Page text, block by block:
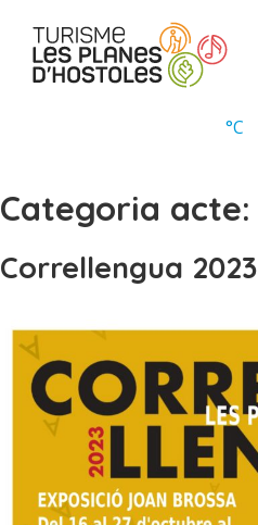
contingut
°C
Categoria acte:
Correllengua 2023